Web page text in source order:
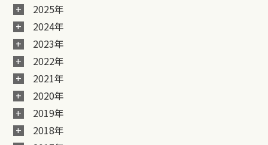
2025年
2024年
2023年
2022年
2021年
2020年
2019年
2018年